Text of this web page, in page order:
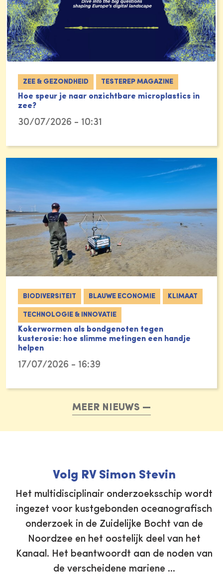
ZEE & GEZONDHEID TESTEREP MAGAZINE
Hoe speur je naar onzichtbare microplastics in
zee?
30/07/2026 - 10:31
BIODIVERSITEIT BLAUWE ECONOMIE KLIMAAT
TECHNOLOGIE & INNOVATIE
Kokerwormen als bondgenoten tegen
kusterosie: hoe slimme metingen een handje
helpen
17/07/2026 - 16:39
MEER NIEUWS
Volg RV Simon Stevin
Het multidisciplinair onderzoeksschip wordt
ingezet voor kustgebonden oceanografisch
onderzoek in de Zuidelijke Bocht van de
Noordzee en het oostelijk deel van het
Kanaal. Het beantwoordt aan de noden van
de verscheidene mariene …